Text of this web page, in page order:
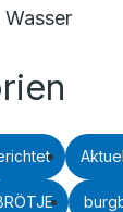
Wasser